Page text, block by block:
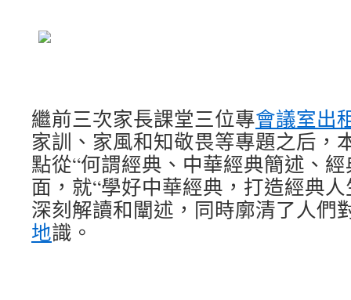
繼前三次家長課堂三位專會議室出
家訓、家風和知敬畏等專題之后，
點從“何謂經典、中華經典簡述、
面，就“學好中華經典，打造經典
深刻解讀和闡述，同時廓清了人們
地識。